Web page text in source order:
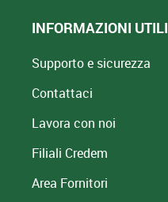
INFORMAZIONI UTILI
Supporto e sicurezza
Contattaci
Lavora con noi
Filiali Credem
Area Fornitori